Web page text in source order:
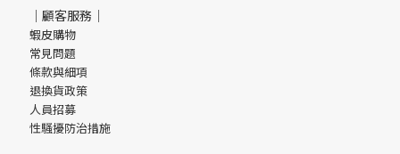
｜顧客服務｜
蝦皮購物
常見問題
條款與細項
退換貨政策
人員招募
性騷擾防治措施